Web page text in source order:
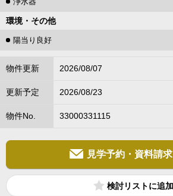
環境・その他
陽当り良好
物件更新 2026/08/07
更新予定 2026/08/23
物件No. 33000331115
見学予約・資料請求
検討リスト